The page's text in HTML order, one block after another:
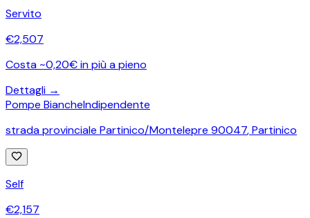
Servito
€2,507
Costa ~0,20€ in più a pieno
Dettagli →
Pompe BiancheIndipendente
strada provinciale Partinico/Montelepre 90047,Partinico
Self
€2,157